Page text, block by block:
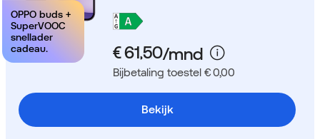
OPPO buds +
SuperVOOC
snellader
cadeau.
Bijbetaling toestel € 0,00
Bekijk